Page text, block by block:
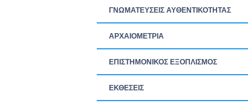
ΓΝΩΜΑΤΕΥΣΕΙΣ ΑΥΘΕΝΤΙΚΟΤΗΤΑΣ
ΑΡΧΑΙΟΜΕΤΡΙΑ
ΕΠΙΣΤΗΜΟΝΙΚΟΣ ΕΞΟΠΛΙΣΜΟΣ
ΕΚΘΕΣΕΙΣ